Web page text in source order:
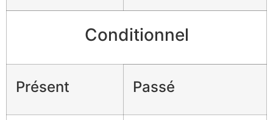
Conditionnel
Présent Passé